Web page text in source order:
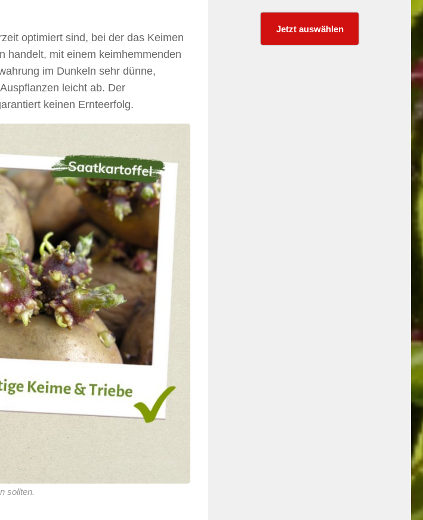
optimiert sind, bei der das Keimen
handelt, mit einem keimhemmenden
im Dunkeln sehr dünne,
leicht ab. Der
keinen Ernteerfolg.
sollten.
Jetzt auswählen